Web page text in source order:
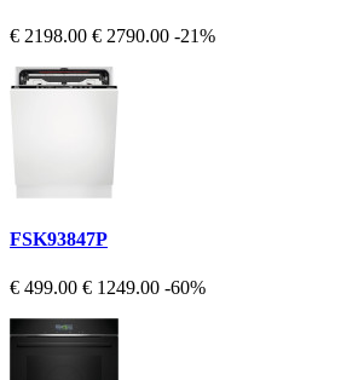
€ 2198.00 € 2790.00 -21%
FSK93847P
€ 499.00 € 1249.00 -60%